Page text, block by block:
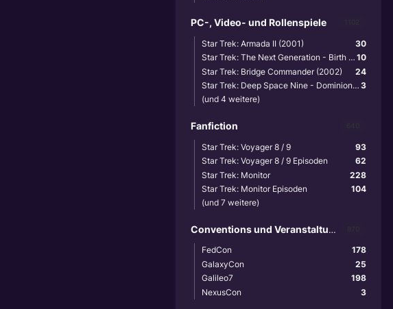
PC-, Video- und Rollenspiele
30
Star Trek: Armada II (2001)
10
Star Trek: The Next Generation - Birth of the Federation (1999)
24
Star Trek: Bridge Commander (2002)
3
Star Trek: Deep Space Nine - Dominion Wars (2001)
(und 4 weitere)
Fanfiction
93
Star Trek: Voyager 8 / 9
62
Star Trek: Voyager 8 / 9 Episoden
228
Star Trek: Monitor
104
Star Trek: Monitor Episoden
(und 7 weitere)
Conventions und Veranstaltungen
178
FedCon
25
GalaxyCon
198
Galileo7
3
NexusCon